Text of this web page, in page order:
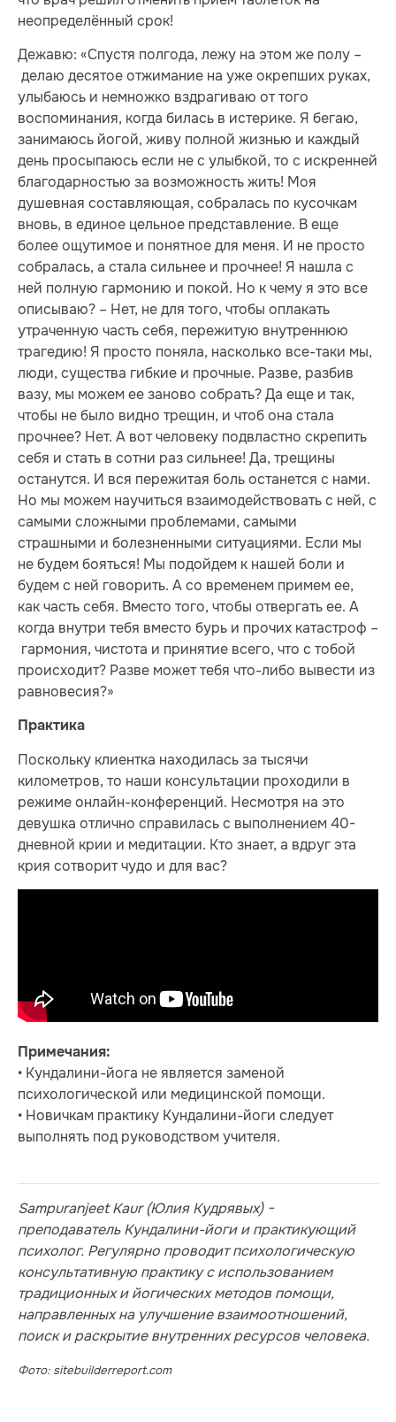
неопределённый срок!
Дежавю: «Спустя полгода, лежу на этом же полу –
делаю десятое отжимание на уже окрепших руках,
улыбаюсь и немножко вздрагиваю от того
воспоминания, когда билась в истерике. Я бегаю,
занимаюсь йогой, живу полной жизнью и каждый
день просыпаюсь если не с улыбкой, то с искренней
благодарностью за возможность жить! Моя
душевная составляющая, собралась по кусочкам
вновь, в единое цельное представление. В еще
более ощутимое и понятное для меня. И не просто
собралась, а стала сильнее и прочнее! Я нашла с
ней полную гармонию и покой. Но к чему я это все
описываю? – Нет, не для того, чтобы оплакать
утраченную часть себя, пережитую внутреннюю
трагедию! Я просто поняла, насколько все-таки мы,
люди, существа гибкие и прочные. Разве, разбив
вазу, мы можем ее заново собрать? Да еще и так,
чтобы не было видно трещин, и чтоб она стала
прочнее? Нет. А вот человеку подвластно скрепить
себя и стать в сотни раз сильнее! Да, трещины
останутся. И вся пережитая боль останется с нами.
Но мы можем научиться взаимодействовать с ней, с
самыми сложными проблемами, самыми
страшными и болезненными ситуациями. Если мы
не будем бояться! Мы подойдем к нашей боли и
будем с ней говорить. А со временем примем ее,
как часть себя. Вместо того, чтобы отвергать ее. А
когда внутри тебя вместо бурь и прочих катастроф –
гармония, чистота и принятие всего, что с тобой
происходит? Разве может тебя что-либо вывести из
равновесия?»
Практика
Поскольку клиентка находилась за тысячи
километров, то наши консультации проходили в
режиме онлайн-конференций. Несмотря на это
девушка отлично справилась с выполнением 40-
дневной крии и медитации. Кто знает, а вдруг эта
крия сотворит чудо и для вас?
Примечания:
• Кундалини-йога не является заменой
психологической или медицинской помощи.
• Новичкам практику Кундалини-йоги следует
выполнять под руководством учителя.
Sampuranjeet Kaur (Юлия Кудрявых) −
преподаватель Кундалини-йоги и практикующий
психолог. Регулярно проводит психологическую
консультативную практику с использованием
традиционных и йогических методов помощи,
направленных на улучшение взаимоотношений,
поиск и раскрытие внутренних ресурсов человека.
Фото: sitebuilderreport.com